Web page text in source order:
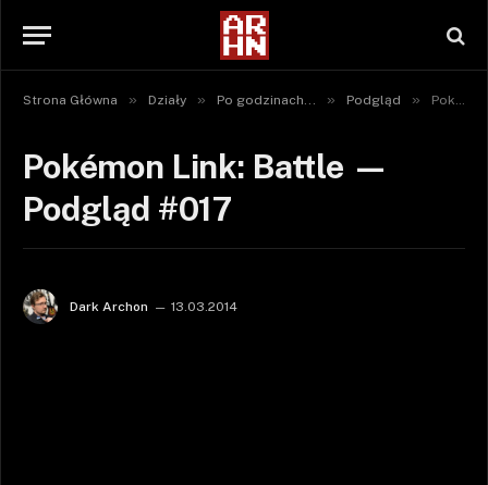
Strona Główna » Działy » Po godzinach... » Podgląd » Pokémon Link: Battle — Podgląd #017
Pokémon Link: Battle —
Podgląd #017
Dark Archon 13.03.2014